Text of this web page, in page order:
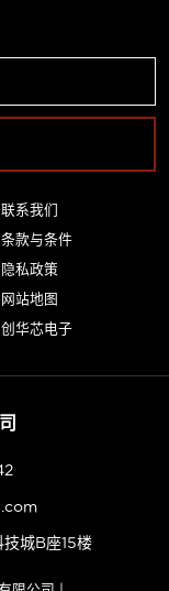
联系我们
条款与条件
隐私政策
网站地图
创华芯电子
城B座15楼